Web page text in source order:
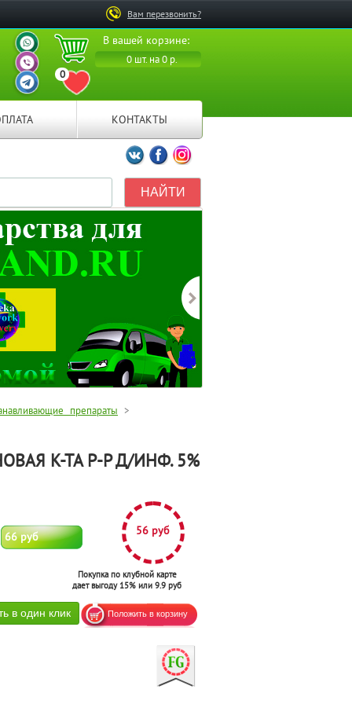
Вам перезвонить?
В вашей корзине:
0 шт. на 0 р.
0
ПЕРЕЙТИ В ИЗБРАННОЕ
ВАШ ПЕРСОНАЛЬНЫЙ
МЕНЕДЖЕР
ВАШ ПЕРСОНАЛЬНЫЙ
МЕНЕДЖЕР
ВАШ ПЕРСОНАЛЬНЫЙ
МЕНЕДЖЕР
КОНТАКТЫ
Мы ВКонтакте
Мы на Facebook
Мы в Instagramm
препараты >
К-ТА Р-Р Д/ИНФ. 5%
66 руб 56 руб
Покупка по клубной карте
дает выгоду 15% или 9.9 руб